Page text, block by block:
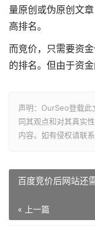
量原创或伪原创文
高排名。
而竞价，只需要资
的排名。但由于资
声明：OurSeo登载此
同其观点和对其真实
内容。如有侵权请联
百度竞价后网站还
« 上一篇